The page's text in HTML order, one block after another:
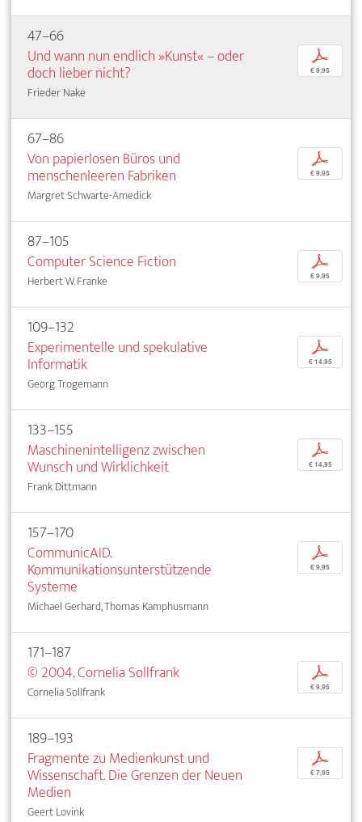
47–66
Und wann nun endlich »Kunst« – oder
doch lieber nicht?
Frieder Nake
p
€ 9,95
67–86
Von papierlosen Büros und
menschenleeren Fabriken
Margret Schwarte-Amedick
p
€ 9,95
87–105
Computer Science Fiction
Herbert W. Franke
p
€ 9,95
109–132
Experimentelle und spekulative
Informatik
Georg Trogemann
p
€ 14,95
133–155
Maschinenintelligenz zwischen
Wunsch und Wirklichkeit
Frank Dittmann
p
€ 14,95
157–170
CommunicAID.
Kommunikationsunterstützende
Systeme
Michael Gerhard, Thomas Kamphusmann
p
€ 9,95
171–187
© 2004, Cornelia Sollfrank
Cornelia Sollfrank
p
€ 9,95
189–193
Fragmente zu Medienkunst und
Wissenschaft. Die Grenzen der Neuen
Medien
Geert Lovink
p
€ 7,95